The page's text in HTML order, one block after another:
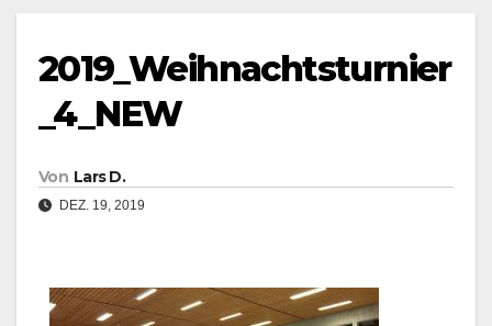
2019_Weihnachtsturnier
_4_NEW
Von Lars D.
DEZ. 19, 2019